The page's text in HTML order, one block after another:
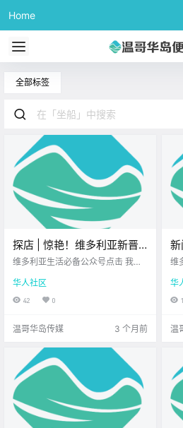
Home
全部标签
探店 | 惊艳！维多利亚新晋
韩式烤肉排队王，顶级肉质
冲！
维多利亚生活必备公众号点击 我在
想一直在你身边北美最大亚洲超市
昨天终于打卡了 维多利亚刚开业不
韩国运过来的.
华人社区
42 0
温哥华岛传媒 3 个月前
新
饮
民
路
维
想
学
心
华
温